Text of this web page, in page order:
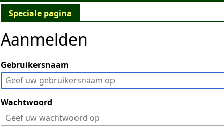
Speciale pagina
Aanmelden
Gebruikersnaam
Wachtwoord